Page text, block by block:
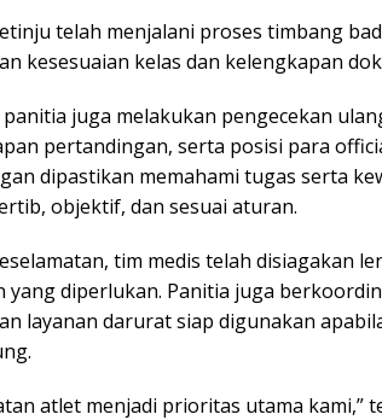
telah menjalani proses timbang
kesesuaian kelas dan kelengkapan
juga melakukan pengecekan
pertandingan, serta posisi para
dipastikan memahami tugas serta
objektif, dan sesuai aturan.
tim medis telah disiagakan
yang diperlukan. Panitia juga
layanan darurat siap digunakan
atlet menjadi prioritas utama kami,”